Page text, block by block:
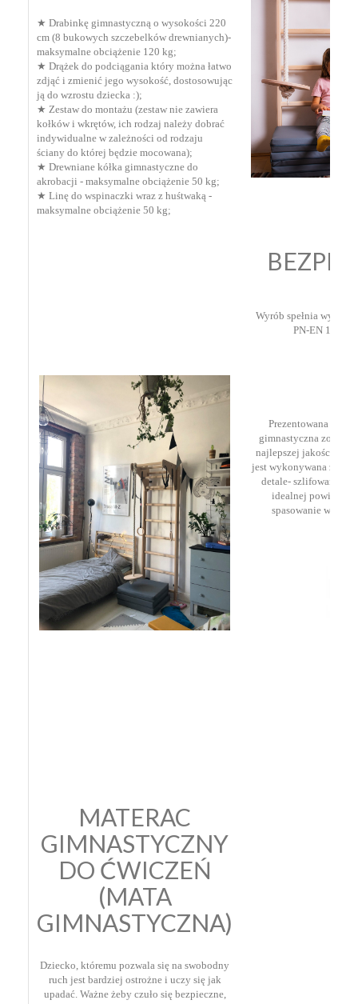
★ Drabinkę gimnastyczną o wysokości 220
cm (8 bukowych szczebelków drewnianych)-
maksymalne obciążenie 120 kg;
★ Drążek do podciągania który można łatwo
zdjąć i zmienić jego wysokość, dostosowując
ją do wzrostu dziecka :);
★ Zestaw do montażu (zestaw nie zawiera
kołków i wkrętów, ich rodzaj należy dobrać
indywidualne w zależności od rodzaju
ściany do której będzie mocowana);
★ Drewniane kółka gimnastyczne do
akrobacji - maksymalne obciążenie 50 kg;
★ Linę do wspinaczki wraz z huśtwaką -
maksymalne obciążenie 50 kg;
Wyrób spełnia
PN-EN
Prezentowana
gimnastyczna została
najlepszej jakości
jest wykonywana z
detale- szlifowana i
idealnej
spasowanie
MATERAC
GIMNASTYCZNY
DO ĆWICZEŃ
(MATA
GIMNASTYCZNA)
Dziecko, któremu pozwala się na swobodny
ruch jest bardziej ostrożne i uczy się jak
upadać. Ważne żeby czuło się bezpieczne,